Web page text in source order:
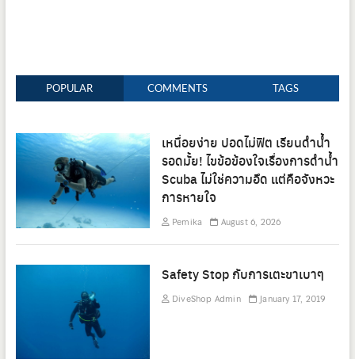
POPULAR COMMENTS TAGS
เหนื่อยง่าย ปอดไม่ฟิต เรียนดำน้ำ
รอดมั้ย! ไขข้อข้องใจเรื่องการดำน้ำ
Scuba ไม่ใช่ความอึด แต่คือจังหวะ
การหายใจ
Pemika August 6, 2026
Safety Stop กับการเตะขาเบาๆ
DiveShop Admin January 17, 2019